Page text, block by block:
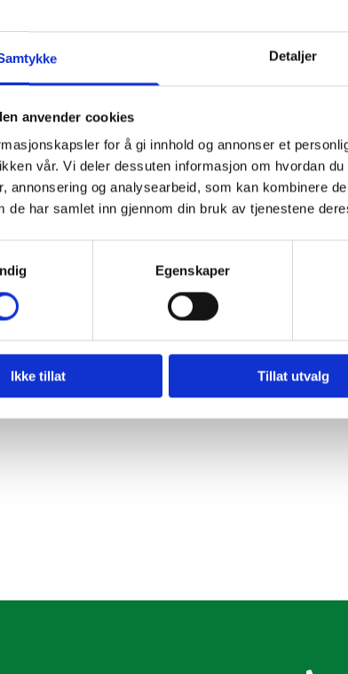
Detaljer
anvender cookies
for å gi innhold og annonser et
vår. Vi deler dessuten informasjon om hvordan
annonsering og analysearbeid, som kan kombinere
de har samlet inn gjennom din bruk av tjenestene
Egenskaper
Ikke tillat Tillat utvalg
MØRE OG ROMSDAL
og flere ansatte?
I TRONDHEIM
og flere ansatte? Vil du møte mulig framtidig
med oss til Trondheim 16. november!
og Nordmøre Næringsforum, Molde
om å rekruttere kompetanse til en region med